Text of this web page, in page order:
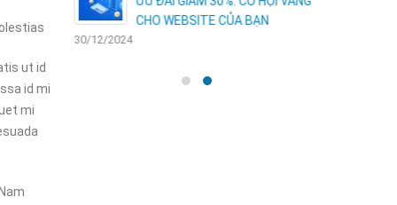
ut id
id mi
mi
CHO WEBSITE CỦA BẠN
30/12/2024